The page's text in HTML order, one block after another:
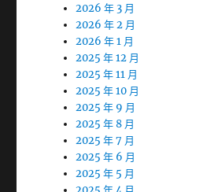
2026 年 3 月
2026 年 2 月
2026 年 1 月
2025 年 12 月
2025 年 11 月
2025 年 10 月
2025 年 9 月
2025 年 8 月
2025 年 7 月
2025 年 6 月
2025 年 5 月